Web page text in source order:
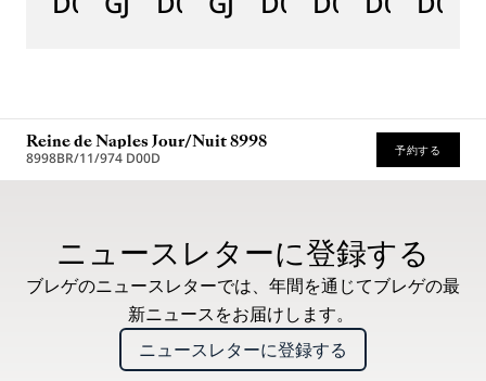
Reine de Naples Jour/Nuit 8998
8998BR/11/974 D00D 予約する
ニュースレターに登録する
ブレゲのニュースレターでは、年間を通じてブレゲの最
新ニュースをお届けします。
ニュースレターに登録する